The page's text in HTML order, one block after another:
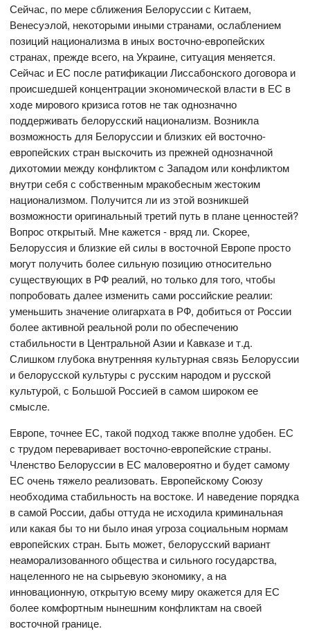
Сейчас, по мере сближения Белоруссии с Китаем,
Венесуэлой, некоторыми иными странами, ослаблением
позиций национализма в иных восточно-европейских
странах, прежде всего, на Украине, ситуация меняется.
Сейчас и ЕС после ратификации Лиссабонского договора и
происшедшей концентрации экономической власти в ЕС в
ходе мирового кризиса готов не так однозначно
поддерживать белорусский национализм. Возникла
возможность для Белоруссии и близких ей восточно-
европейских стран выскочить из прежней однозначной
дихотомии между конфликтом с Западом или конфликтом
внутри себя с собственным мракобесным жестоким
национализмом. Получится ли из этой возникшей
возможности оригинальный третий путь в плане ценностей?
Вопрос открытый. Мне кажется - вряд ли. Скорее,
Белоруссия и близкие ей силы в восточной Европе просто
могут получить более сильную позицию относительно
существующих в РФ реалий, но только для того, чтобы
попробовать далее изменить сами российские реалии:
уменьшить значение олигархата в РФ, добиться от России
более активной реальной роли по обеспечению
стабильности в Центральной Азии и Кавказе и т.д.
Слишком глубока внутренняя культурная связь Белоруссии
и белорусской культуры с русским народом и русской
культурой, с Большой Россией в самом широком ее
смысле.
Европе, точнее ЕС, такой подход также вполне удобен. ЕС
с трудом переваривает восточно-европейские страны.
Членство Белоруссии в ЕС маловероятно и будет самому
ЕС очень тяжело реализовать. Европейскому Союзу
необходима стабильность на востоке. И наведение порядка
в самой России, дабы оттуда не исходила криминальная
или какая бы то ни было иная угроза социальным нормам
европейских стран. Быть может, белорусский вариант
неаморализованного общества и сильного государства,
нацеленного не на сырьевую экономику, а на
инновационную, открытую всему миру окажется для ЕС
более комфортным нынешним конфликтам на своей
восточной границе.